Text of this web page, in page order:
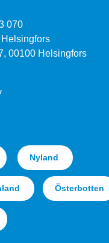
070
00100 Helsingfors
Nyland
Österbotten